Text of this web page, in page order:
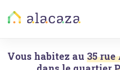
Vous habitez au 35 rue